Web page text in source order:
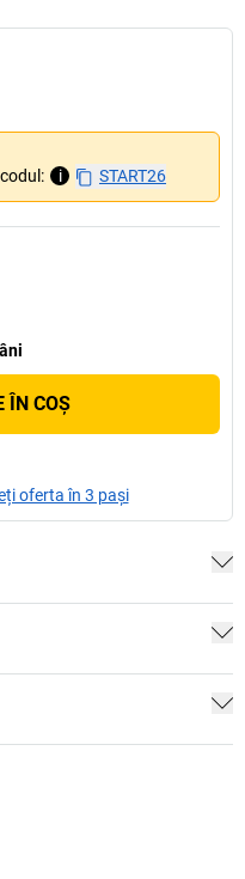
i START26
ÎN COŞ
oferta în 3 pași